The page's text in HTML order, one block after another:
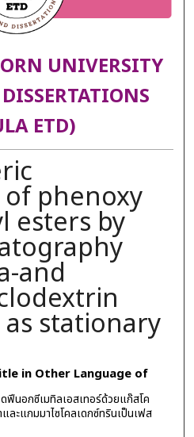
UNIVERSITY
ETD)
phenoxy
esters by
and
stationary
in Other Language of
ฟีนอกซีเมทิลเอสเทอร์ด้วยแก๊สโค
ะแกมมาไซโคลเดกซ์ทรินเป็นเฟส